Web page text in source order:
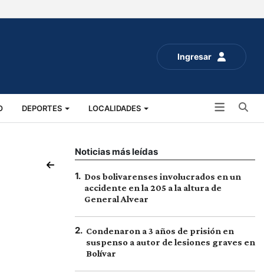
Ingresar
DEPORTES LOCALIDADES
Noticias más leídas
1. Dos bolivarenses involucrados en un
accidente en la 205 a la altura de
General Alvear
2. Condenaron a 3 años de prisión en
suspenso a autor de lesiones graves en
Bolívar